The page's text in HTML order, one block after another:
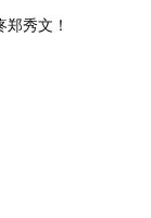
秀文！